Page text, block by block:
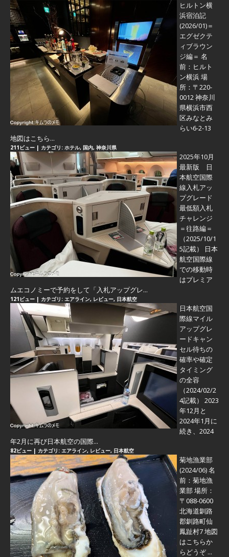
ヒルトン横
浜宿泊記
(2026/01)＝
エグゼクテ
ィブラウン
ジ編＝ 名
前：ヒルト
ン横浜 場
所：〒220-
0012 神奈川
県横浜市西
区みなとみ
らい6-2-13
地図はこちら...
211ビュー | カテゴリ: ホテル, 国内, 神奈川県
2025年10月
最新版 日
本航空国際
線入札アッ
プグレード
最低額入札
チャレンジ
＝往路編＝
（2025/10/1
5記載） 日本
航空国際線
での移動時
はプレミア
ムエコノミーで予約をして「入札アップグレ...
121ビュー | カテゴリ: エアライン, レビュー, 日本航空
日本航空国
際線マイル
アップグレ
ードキャン
セル待ちの
確率や確定
タイミング
の全容
（2024/02/2
4記載） 2023
年12月と
2024年1月に
続き、2024
年2月に再び日本航空の国際...
82ビュー | カテゴリ: エアライン, レビュー, 日本航空
菊地漁業部
(2024/06)名
前：菊地漁
業部 場所：
〒088-0600
北海道釧路
郡釧路町仙
鳳趾村7 地図
はこちらか
らどうぞ ...